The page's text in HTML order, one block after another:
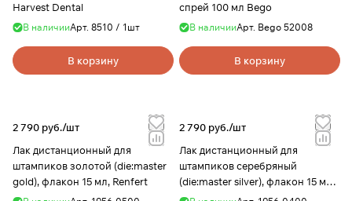
Harvest Dental
В наличииАрт. 8510 / 1шт
В корзину
спрей 100 мл Bego
В наличииАрт. Bego 52008
В корзину
2 790 руб./шт
Лак дистанционный для
штампиков золотой (die:master
gold), флакон 15 мл, Renfert
2 790 руб./шт
Лак дистанционный для
штампиков серебряный
(die:master silver), флакон 15 мл,
Renfert